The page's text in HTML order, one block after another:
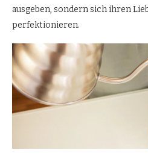
ausgeben, sondern sich ihren
perfektionieren.